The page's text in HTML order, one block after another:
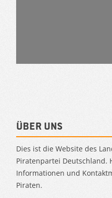
Über uns
Dies ist die Website des
Piratenpartei Deutschland.
Informationen und
Piraten.